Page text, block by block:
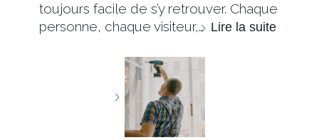
toujours facile de s’y retrouver. Chaque
personne, chaque visiteur,… Lire la suite